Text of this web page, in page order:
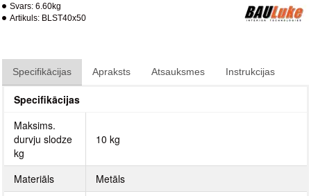
Svars: 6.60kg
Artikuls: BLST40x50
Specifikācijas Apraksts Atsauksmes Instrukcijas
Specifikācijas
Maksims.
durvju slodze
kg
10 kg
Materiāls Metāls